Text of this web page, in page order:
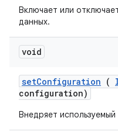
Включает или
данных.
void
setConfiguration (
configuration)
Внедряет используемый